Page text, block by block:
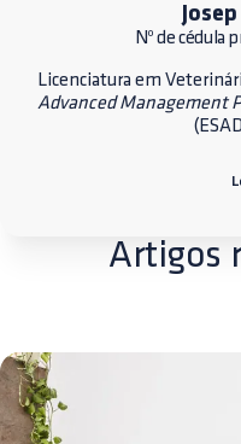
Nº de cédula
Licenciatura em
Advanced Management
Artigos